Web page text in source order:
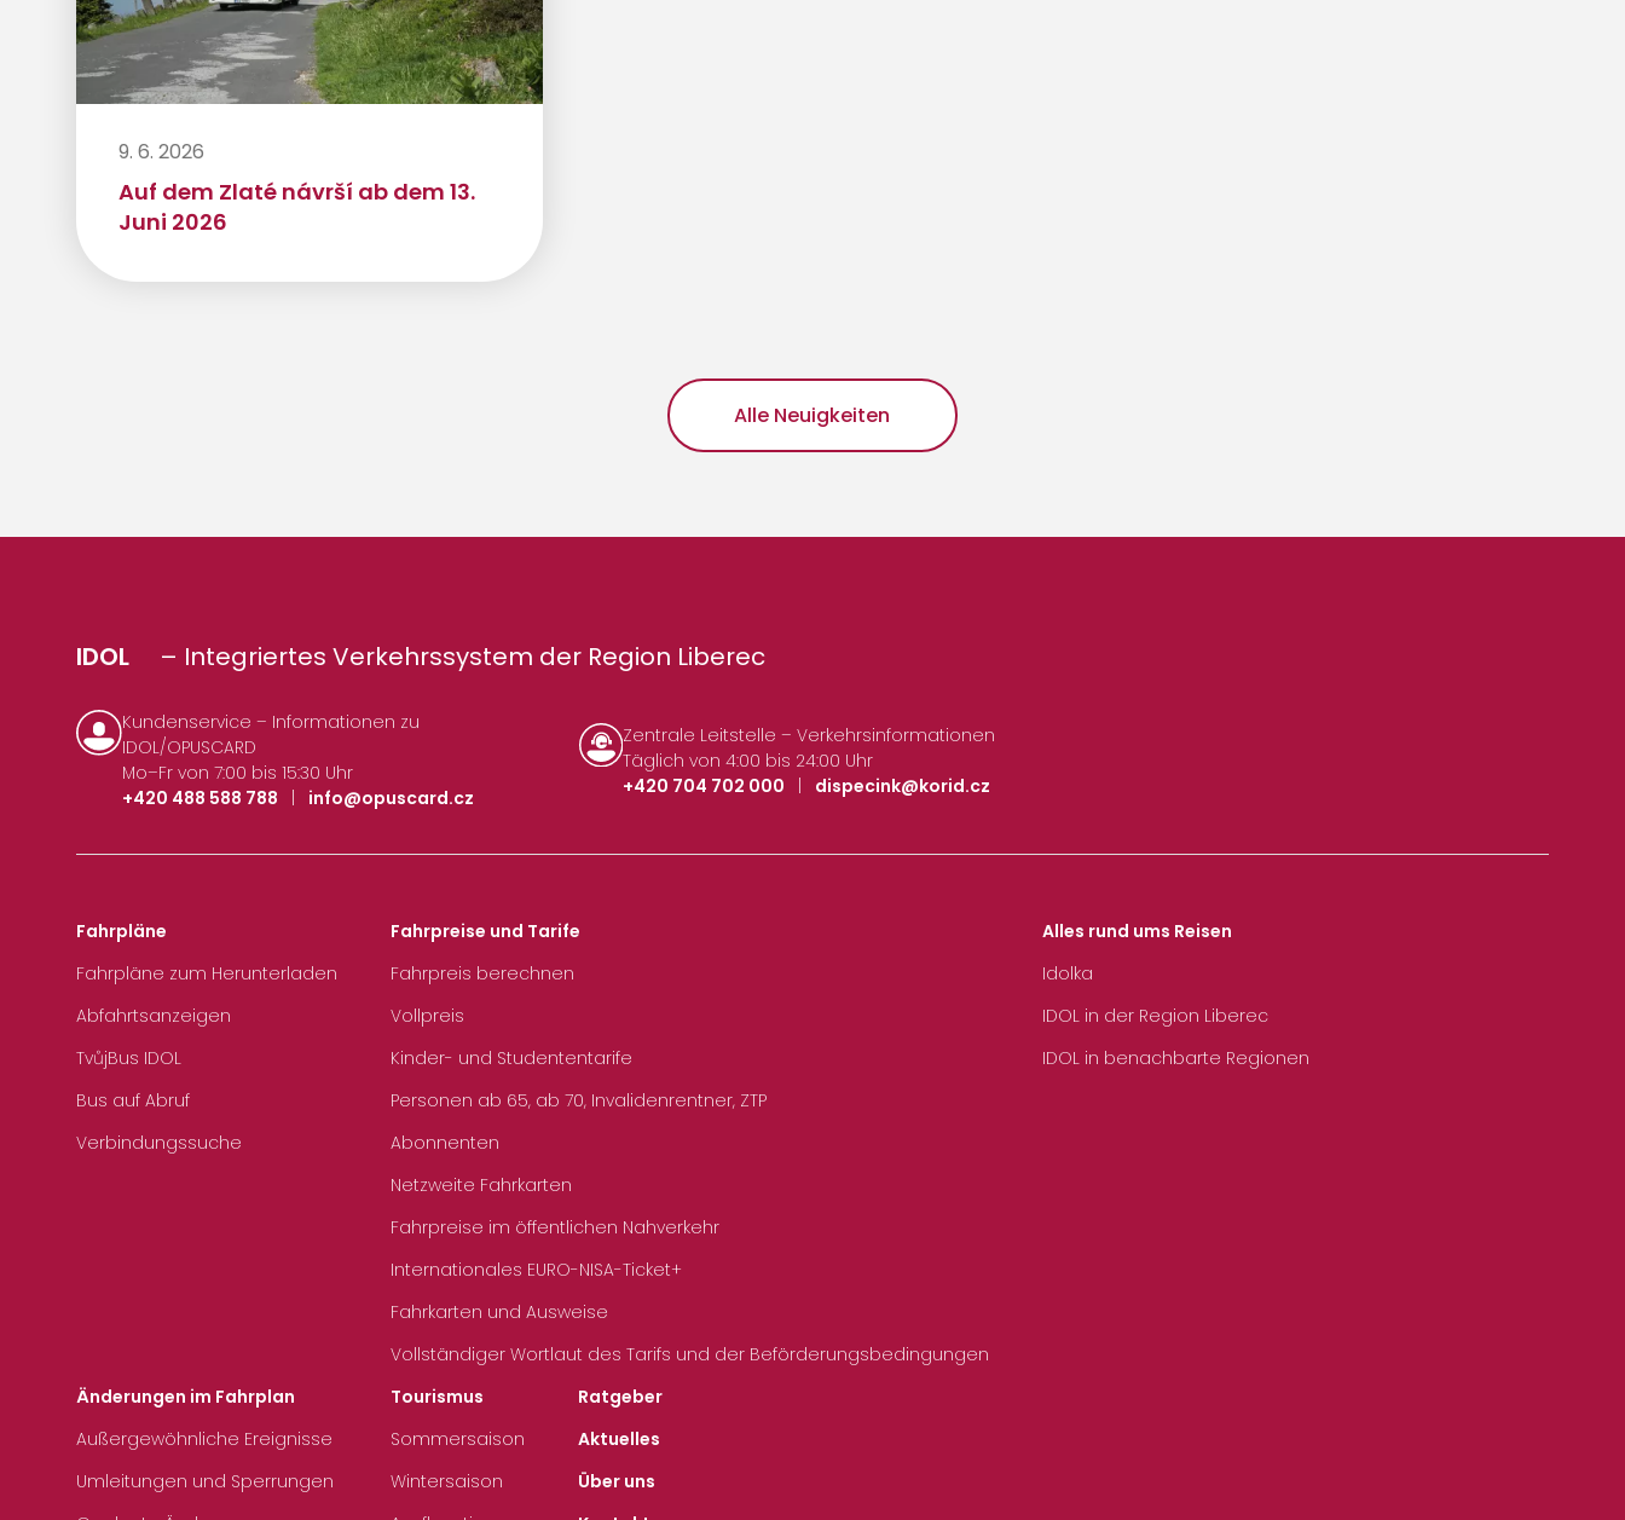
9. 6. 2026
Auf dem Zlaté návrší ab dem 13.
Juni 2026
Alle Neuigkeiten
IDOL – Integriertes Verkehrssystem der Region Liberec
Kundenservice – Informationen zu
IDOL/OPUSCARD
Mo–Fr von 7:00 bis 15:30 Uhr
+420 488 588 788
info@opuscard.cz
Zentrale Leitstelle – Verkehrsinformationen
Täglich von 4:00 bis 24:00 Uhr
+420 704 702 000
| dispecink@korid.cz
Fahrpläne
Fahrpläne zum Herunterladen
Abfahrtsanzeigen
TvůjBus IDOL
Bus auf Abruf
Verbindungssuche
Fahrpreise und Tarife
Fahrpreis berechnen
Vollpreis
Kinder- und Studententarife
Personen ab 65, ab 70, Invalidenrentner, ZTP
Abonnenten
Netzweite Fahrkarten
Fahrpreise im öffentlichen Nahverkehr
Internationales EURO-NISA-Ticket+
Fahrkarten und Ausweise
Vollständiger Wortlaut des Tarifs und der Beförderungsbedingungen
Alles rund ums Reisen
Idolka
IDOL in der Region Liberec
IDOL in benachbarte Regionen
Änderungen im Fahrplan
Außergewöhnliche Ereignisse
Umleitungen und Sperrungen
Tourismus
Sommersaison
Wintersaison
Ratgeber
Aktuelles
Über uns